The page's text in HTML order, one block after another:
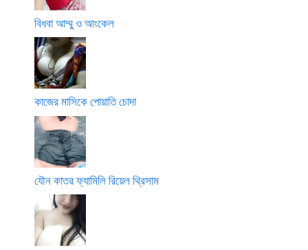
বিধবা আম্মু ও আংকেল
কাজের মাসিকে পোয়াতি চোদা
যৌন কাতর ফ্যামিলি রিয়েল থ্রিসাম